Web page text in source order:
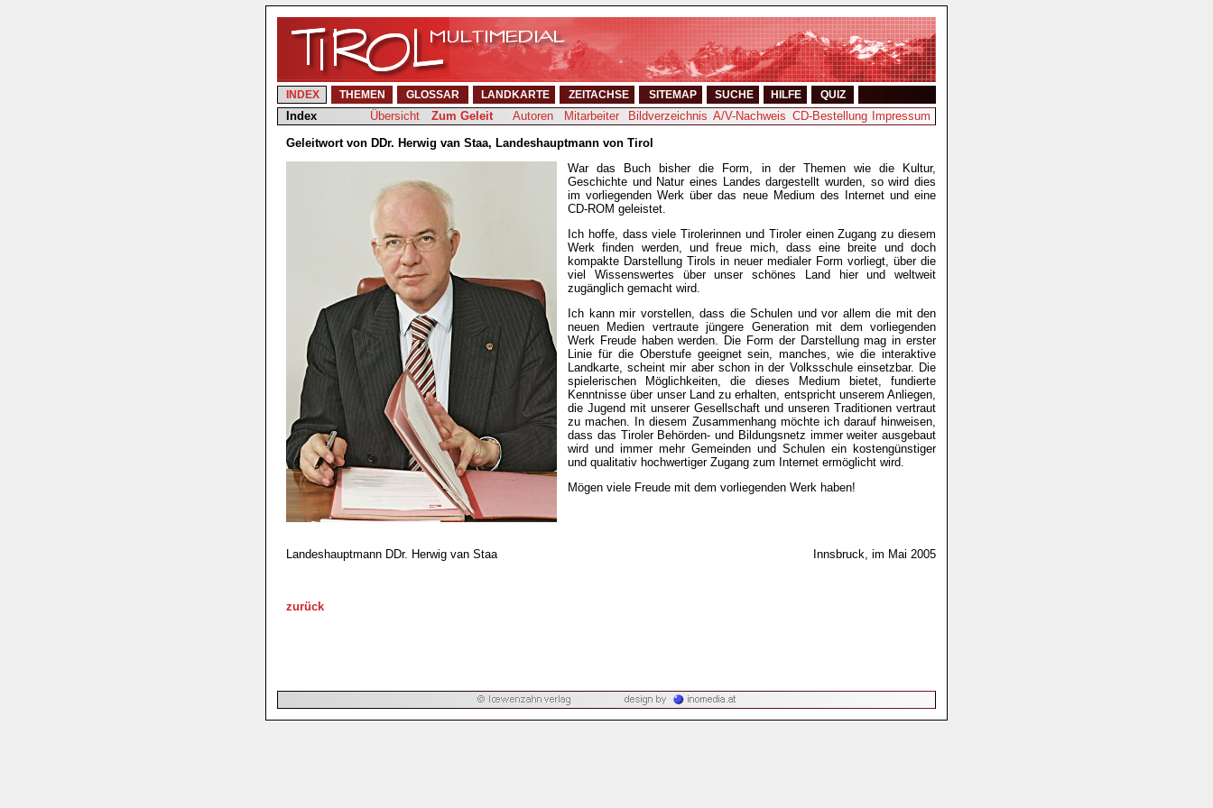
INDEX THEMEN GLOSSAR LANDKARTE ZEITACHSE SITEMAP SUCHE HILFE QUIZ
Index Übersicht Zum Geleit Autoren Mitarbeiter Bildverzeichnis A/V-Nachweis CD-Bestellung
Impressum
Geleitwort von DDr. Herwig van Staa, Landeshauptmann von Tirol
War das Buch bisher die Form, in der Themen wie die Kultur,
Geschichte und Natur eines Landes dargestellt wurden, so wird dies
im vorliegenden Werk über das neue Medium des Internet und eine
CD-ROM geleistet.
Ich hoffe, dass viele Tirolerinnen und Tiroler einen Zugang zu diesem
Werk finden werden, und freue mich, dass eine breite und doch
kompakte Darstellung Tirols in neuer medialer Form vorliegt, über die
viel Wissenswertes über unser schönes Land hier und weltweit
zugänglich gemacht wird.
Ich kann mir vorstellen, dass die Schulen und vor allem die mit den
neuen Medien vertraute jüngere Generation mit dem vorliegenden
Werk Freude haben werden. Die Form der Darstellung mag in erster
Linie für die Oberstufe geeignet sein, manches, wie die interaktive
Landkarte, scheint mir aber schon in der Volksschule einsetzbar. Die
spielerischen Möglichkeiten, die dieses Medium bietet, fundierte
Kenntnisse über unser Land zu erhalten, entspricht unserem Anliegen,
die Jugend mit unserer Gesellschaft und unseren Traditionen vertraut
zu machen. In diesem Zusammenhang möchte ich darauf hinweisen,
dass das Tiroler Behörden- und Bildungsnetz immer weiter ausgebaut
wird und immer mehr Gemeinden und Schulen ein kostengünstiger
und qualitativ hochwertiger Zugang zum Internet ermöglicht wird.
Mögen viele Freude mit dem vorliegenden Werk haben!
Landeshauptmann DDr. Herwig van Staa Innsbruck, im Mai 2005
zurück